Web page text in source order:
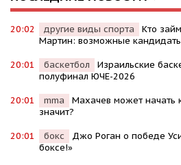
20:02 другие виды спорта
Кто
Мартин: возможные
20:01 баскетбол
Израильские
полуфинал ЮЧЕ-2026
20:01 mma
Махачев может начать
значит?
20:01 бокс
Джо Роган о победе
боксе!»